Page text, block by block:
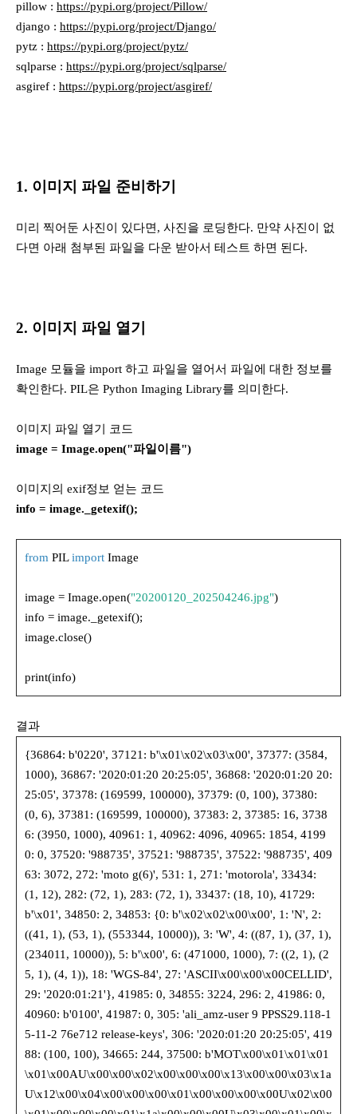
pillow : https://pypi.org/project/Pillow/
django : https://pypi.org/project/Django/
pytz : https://pypi.org/project/pytz/
sqlparse : https://pypi.org/project/sqlparse/
asgiref : https://pypi.org/project/asgiref/
1. 이미지 파일 준비하기
미리 찍어둔 사진이 있다면, 사진을 로딩한다. 만약 사진이 없
다면 아래 첨부된 파일을 다운 받아서 테스트 하면 된다.
2. 이미지 파일 열기
Image 모듈을 import 하고 파일을 열어서 파일에 대한 정보를
확인한다. PIL은 Python Imaging Library를 의미한다.
이미지 파일 열기 코드
image = Image.open("파일이름")
이미지의 exif정보 얻는 코드
info = image._getexif();
from PILimport Image
image = Image.open("20200120_202504246.jpg")
info = image._getexif();
image.close()
print(info)
결과
{36864: b'0220', 37121: b'\x01\x02\x03\x00', 37377: (3584,
1000), 36867: '2020:01:20 20:25:05', 36868: '2020:01:20 20:
25:05', 37378: (169599, 100000), 37379: (0, 100), 37380:
(0, 6), 37381: (169599, 100000), 37383: 2, 37385: 16, 3738
6: (3950, 1000), 40961: 1, 40962: 4096, 40965: 1854, 4199
0: 0, 37520: '988735', 37521: '988735', 37522: '988735', 409
63: 3072, 272: 'moto g(6)', 531: 1, 271: 'motorola', 33434:
(1, 12), 282: (72, 1), 283: (72, 1), 33437: (18, 10), 41729:
b'\x01', 34850: 2, 34853: {0: b'\x02\x02\x00\x00', 1: 'N', 2:
((41, 1), (53, 1), (553344, 10000)), 3: 'W', 4: ((87, 1), (37, 1),
(234011, 10000)), 5: b'\x00', 6: (471000, 1000), 7: ((2, 1), (2
5, 1), (4, 1)), 18: 'WGS-84', 27: 'ASCII\x00\x00\x00CELLID',
29: '2020:01:21'}, 41985: 0, 34855: 3224, 296: 2, 41986: 0,
40960: b'0100', 41987: 0, 305: 'ali_amz-user 9 PPSS29.118-1
5-11-2 76e712 release-keys', 306: '2020:01:20 20:25:05', 419
88: (100, 100), 34665: 244, 37500: b'MOT\x00\x01\x01\x01
\x01\x00AU\x00\x00\x02\x00\x00\x00\x13\x00\x00\x03\x1a
U\x12\x00\x04\x00\x00\x00\x01\x00\x00\x00\x00U\x02\x00